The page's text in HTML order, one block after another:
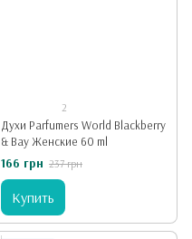
2
Духи Parfumers World Blackberry
& Bay Женские 60 ml
166 грн 237 грн
Купить